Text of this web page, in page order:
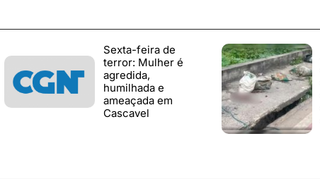
Sexta-feira de
terror: Mulher é
agredida,
humilhada e
ameaçada em
Cascavel